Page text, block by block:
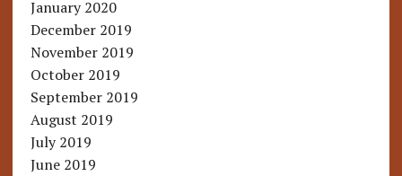
January 2020
December 2019
November 2019
October 2019
September 2019
August 2019
July 2019
June 2019